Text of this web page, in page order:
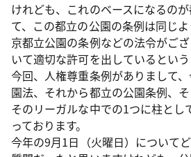
けれども、これのベースになるの
て、この都立の公園の条例は同じ
京都立公園の条例などの法令がご
いて適切な許可を出しているという
今回、人権尊重条例がありまして
園法、それから都立の公園条例、
そのリーガルな中での1つに柱とし
っております。
今年の9月1日（火曜日）について